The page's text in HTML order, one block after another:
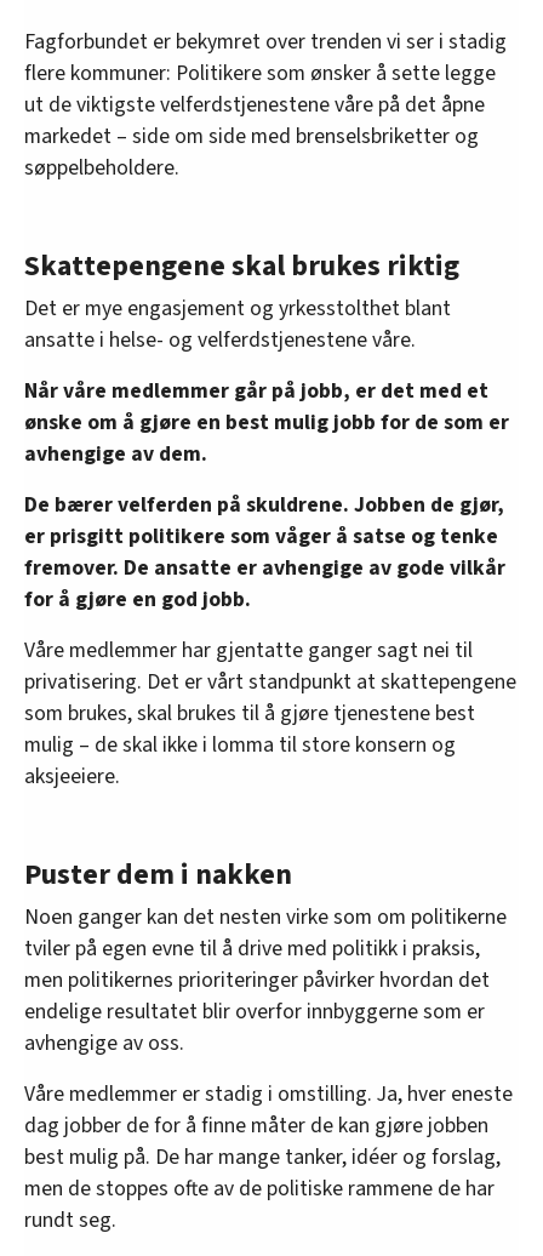
Fagforbundet er bekymret over trenden vi ser i stadig
flere kommuner: Politikere som ønsker å sette legge
ut de viktigste velferdstjenestene våre på det åpne
markedet – side om side med brenselsbriketter og
søppelbeholdere.
Skattepengene skal brukes riktig
Det er mye engasjement og yrkesstolthet blant
ansatte i helse- og velferdstjenestene våre.
Når våre medlemmer går på jobb, er det med et
ønske om å gjøre en best mulig jobb for de som er
avhengige av dem.
De bærer velferden på skuldrene. Jobben de gjør,
er prisgitt politikere som våger å satse og tenke
fremover. De ansatte er avhengige av gode vilkår
for å gjøre en god jobb.
Våre medlemmer har gjentatte ganger sagt nei til
privatisering. Det er vårt standpunkt at skattepengene
som brukes, skal brukes til å gjøre tjenestene best
mulig – de skal ikke i lomma til store konsern og
aksjeeiere.
Puster dem i nakken
Noen ganger kan det nesten virke som om politikerne
tviler på egen evne til å drive med politikk i praksis,
men politikernes prioriteringer påvirker hvordan det
endelige resultatet blir overfor innbyggerne som er
avhengige av oss.
Våre medlemmer er stadig i omstilling. Ja, hver eneste
dag jobber de for å finne måter de kan gjøre jobben
best mulig på. De har mange tanker, idéer og forslag,
men de stoppes ofte av de politiske rammene de har
rundt seg.